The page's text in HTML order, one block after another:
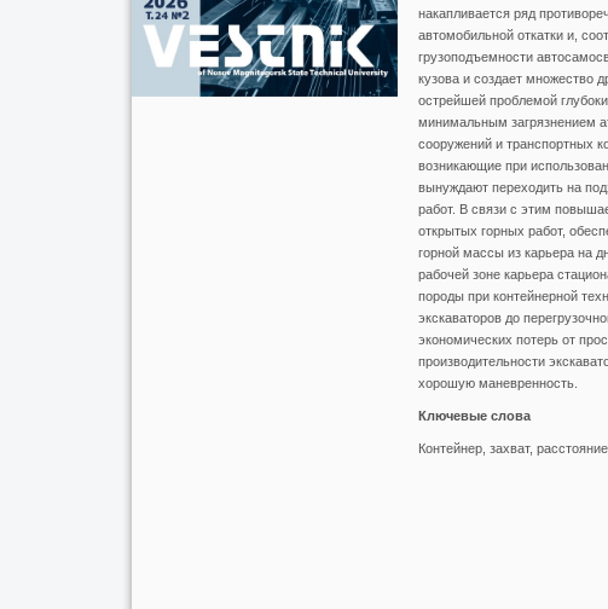
накапливается ряд
автомобильной откатки и,
грузоподъемности
кузова и создает множество
острейшей проблемой
минимальным загрязнением
сооружений и транспортных
возникающие при
вынуждают переходить на
работ. В связи с этим
открытых горных работ,
горной массы из карьера на
рабочей зоне карьера
породы при контейнерной
экскаваторов до
экономических потерь от
производительности
хорошую маневренность.
Ключевые слова
Контейнер, захват,